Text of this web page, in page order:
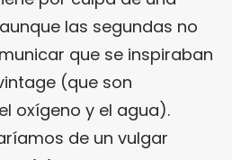
las segundas no
que se inspiraban
(que son
oxígeno y el agua).
de un vulgar